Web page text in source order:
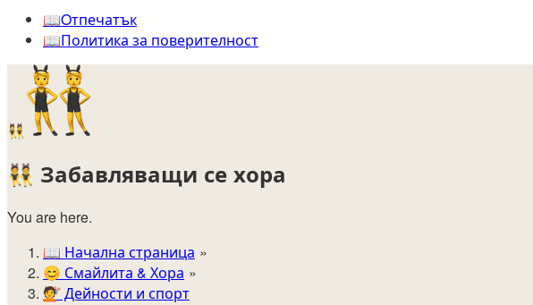
📖️Oтпечатък
📖️Политика за поверителност
👯
👯 Забавляващи се хора
You are here.
📖 Начална страница
😊️ Смайлита & Хора
💇Дейности и спорт